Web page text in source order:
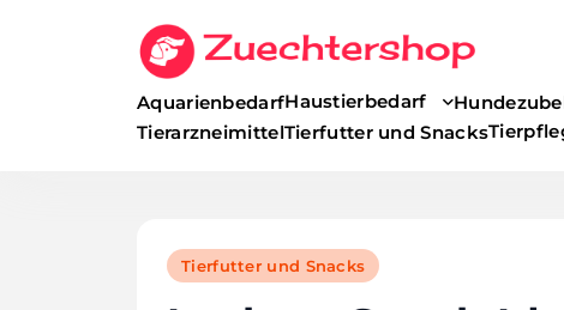
AquarienbedarfHaustierbedarf
TierarzneimittelTierfutter und Snacks
Tierfutter und Snacks